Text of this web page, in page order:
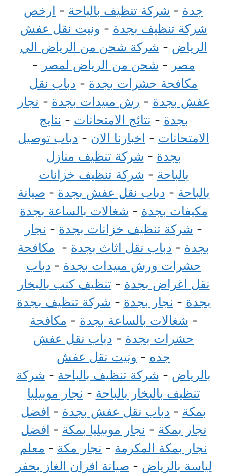
جدة - شركة تنظيف بالباحة - ارخص
شركة تنظيف بجدة - ونيت نقل عفش
الرياض - شركة شحن من الرياض الي
مصر - شحن من الرياض لمصر -
مكافحة حشرات بجدة - دباب نقل
عفش بجدة - رش مبيدات بجدة - نجار
بجدة - نتائج الامتحانات - نتايج
الامتحانات - اخبارنا الان - دباب توصيل
بجدة - شركة تنظيف منازل
بالباحة - شركة تنظيف خزانات
بالباحة - دباب نقل عفش بجدة - صيانة
مكيفات بجدة - شغالات بالساعة بجدة
- شركة تنظيف خزانات بجدة - نجار
بجدة - دباب نقل اثاث بجدة - مكافحة
حشرات ورش مبيدات بجدة - دباب
نقل اغراض بجدة - تنظيف كنب بالبخار
بجدة - نجار بجدة - شركة تنظيف بجدة
- شغالات بالساعة بجدة - مكافحة
حشرات بجدة - دباب نقل عفش
جده - ونيت نقل عفش
بالرياض - شركة تنظيف بالباحة - شركة
تنظيف بالبخار بالباحة - نجار موبيليا
بمكة - دباب نقل عفش بجدة - افضل
نجار بمكة - نجار موبيليا بمكة - افضل
نجار بمكة المكرمة - نجار مكة - معلم
لياسة بالرياض - صيانة افران الغاز بحفر